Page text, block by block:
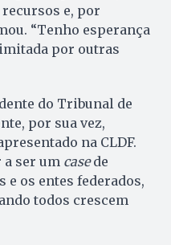
e, por
“Tenho esperança
por outras
do Tribunal de
por sua vez,
na CLDF.
a ser um casede
e os entes federados,
todos crescem